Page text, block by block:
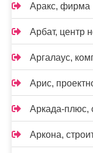
Аракс, фирма
Арбат, центр
Аргалаус,
Арис,
Аркада-плюс,
Аркона,